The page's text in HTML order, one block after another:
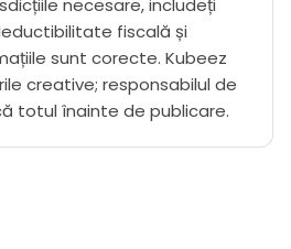
necesare, includeți
fiscală și
sunt corecte. Kubeez
creative; responsabilul de
totul înainte de publicare.